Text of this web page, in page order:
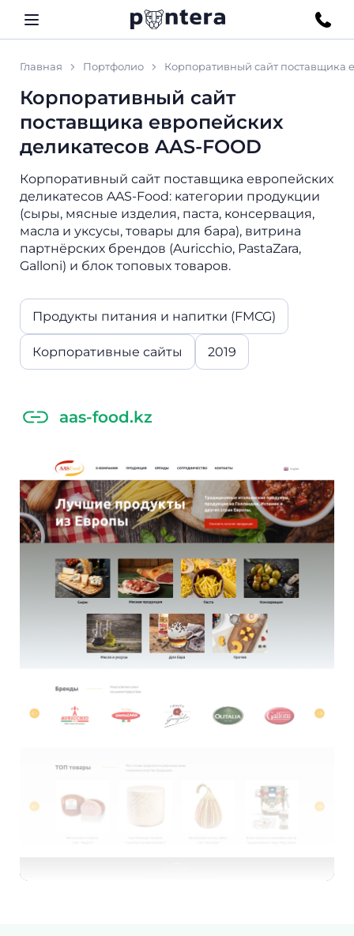
Главная Портфолио Корпоративный сайт поставщика
Корпоративный сайт
поставщика европейских
деликатесов AAS-FOOD
Корпоративный сайт поставщика европейских
деликатесов AAS-Food: категории продукции
(сыры, мясные изделия, паста, консервация,
масла и уксусы, товары для бара), витрина
партнёрских брендов (Auricchio, PastaZara,
Galloni) и блок топовых товаров.
Продукты питания и напитки (FMCG)
Корпоративные сайты 2019
aas-food.kz